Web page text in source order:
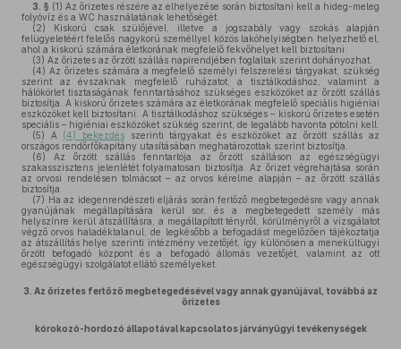
3. § (1) Az őrizetes részére az elhelyezése során biztosítani kell a hideg-meleg
folyóvíz és a WC használatának lehetőségét.
(2) Kiskorú csak szülőjével, illetve a jogszabály vagy szokás alapján
felügyeletéért felelős nagykorú személlyel közös lakóhelyiségben helyezhető el,
ahol a kiskorú számára életkorának megfelelő fekvőhelyet kell biztosítani.
(3) Az őrizetes az őrzött szállás napirendjében foglaltak szerint dohányozhat.
(4) Az őrizetes számára a megfelelő személyi felszerelési tárgyakat, szükség
szerint az évszaknak megfelelő ruházatot, a tisztálkodáshoz, valamint a
hálókörlet tisztaságának fenntartásához szükséges eszközöket az őrzött szállás
biztosítja. A kiskorú őrizetes számára az életkorának megfelelő speciális higiéniai
eszközöket kell biztosítani. A tisztálkodáshoz szükséges – kiskorú őrizetes esetén
speciális – higiéniai eszközöket szükség szerint, de legalább havonta pótolni kell.
(5) A (4) bekezdésszerinti tárgyakat és eszközöket az őrzött szállás az
országos rendőrfőkapitány utasításában meghatározottak szerint biztosítja.
(6) Az őrzött szállás fenntartója az őrzött szálláson az egészségügyi
szakasszisztens jelenlétét folyamatosan biztosítja. Az őrizet végrehajtása során
az orvosi rendelésen tolmácsot – az orvos kérelme alapján – az őrzött szállás
biztosítja.
(7) Ha az idegenrendészeti eljárás során fertőző megbetegedésre vagy annak
gyanújának megállapítására kerül sor, és a megbetegedett személy más
helyszínre kerül átszállításra, a megállapított tényről, körülményről a vizsgálatot
végző orvos haladéktalanul, de legkésőbb a befogadást megelőzően tájékoztatja
az átszállítás helye szerinti intézmény vezetőjét, így különösen a menekültügyi
őrzött befogadó központ és a befogadó állomás vezetőjét, valamint az ott
egészségügyi szolgálatot ellátó személyeket.
3. Az őrizetes fertőző megbetegedésével vagy annak gyanújával, továbbá az
őrizetes
kórokozó-hordozó állapotával kapcsolatos járványügyi tevékenységek